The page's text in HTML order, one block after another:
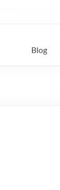
Blog